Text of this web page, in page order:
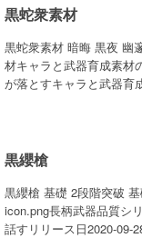
黒蛇衆素材
黒蛇衆素材 暗晦 黒夜 幽
材キャラと武器育成素材
が落とすキャラと武器育
黒纓槍
黒纓槍 基礎 2段階突破
icon.png長柄武器品質シ
話すリリース日2020-09-